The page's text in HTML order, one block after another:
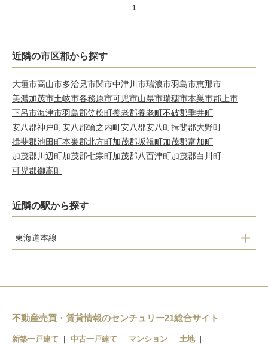
1
近隣の市区郡から探す
大垣市高山市多治見市関市中津川市瑞浪市羽島市恵那市
美濃加茂市土岐市各務原市可児市山県市瑞穂市本巣市郡上市
下呂市海津市羽島郡笠松町養老郡養老町不破郡垂井町
安八郡神戸町安八郡輪之内町安八郡安八町揖斐郡大野町
揖斐郡池田町本巣郡北方町加茂郡坂祝町加茂郡富加町
加茂郡川辺町加茂郡七宗町加茂郡八百津町加茂郡白川町
可児郡御嵩町
近隣の駅から探す
東海道本線
垂井
不動産売買・賃貸情報のセンチュリー21総合サイト
新築一戸建て 中古一戸建て マンション
土地